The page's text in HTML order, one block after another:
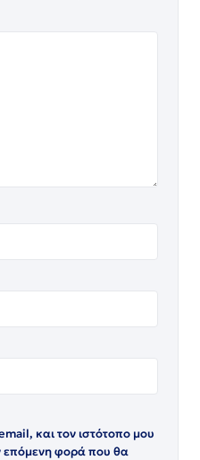
και τον ιστότοπο μου
επόμενη φορά που θα